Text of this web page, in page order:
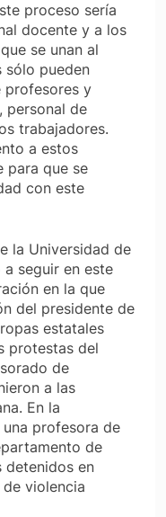
proceso sería
docente y a los
se unan al
sólo pueden
profesores y
personal de
trabajadores.
a estos
para que se
con este
la Universidad de
seguir en este
en la que
del presidente de
estatales
protestas del
de
a las
En la
profesora de
de
detenidos en
violencia